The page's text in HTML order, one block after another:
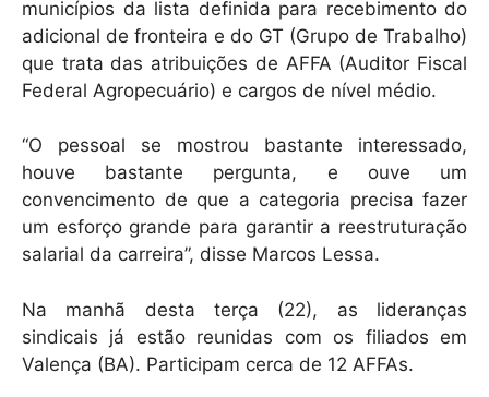
municípios da lista definida para recebimento do
adicional de fronteira e do GT (Grupo de Trabalho)
que trata das atribuições de AFFA (Auditor Fiscal
Federal Agropecuário) e cargos de nível médio.
“O pessoal se mostrou bastante interessado,
houve bastante pergunta, e ouve um
convencimento de que a categoria precisa fazer
um esforço grande para garantir a reestruturação
salarial da carreira”, disse Marcos Lessa.
Na manhã desta terça (22), as lideranças
sindicais já estão reunidas com os filiados em
Valença (BA). Participam cerca de 12 AFFAs.